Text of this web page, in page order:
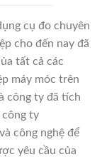
cụ đo chuyên
cho đến nay đã
tất cả các
máy móc trên
công ty đã tích
công ty
công nghệ để
yêu cầu của